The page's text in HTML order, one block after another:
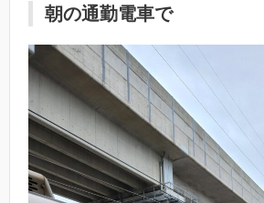
朝の通勤電車で